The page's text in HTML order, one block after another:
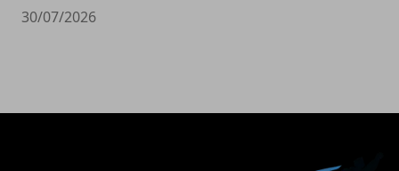
30/07/2026